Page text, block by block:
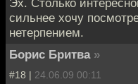
Эх. Столько
сильнее хочу
нетерпением.
Борис Бритва »
#18 | 24.06.09 00:11